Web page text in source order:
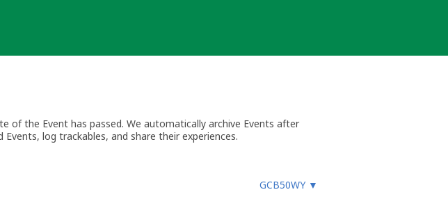
of the Event has passed. We automatically archive Events after
log trackables, and share their experiences.
GCB50WY ▼